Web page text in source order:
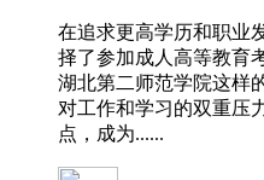
在追求更高学历和职业
择了参加成人高等教育
湖北第二师范学院这样
对工作和学习的双重压
点，成为......